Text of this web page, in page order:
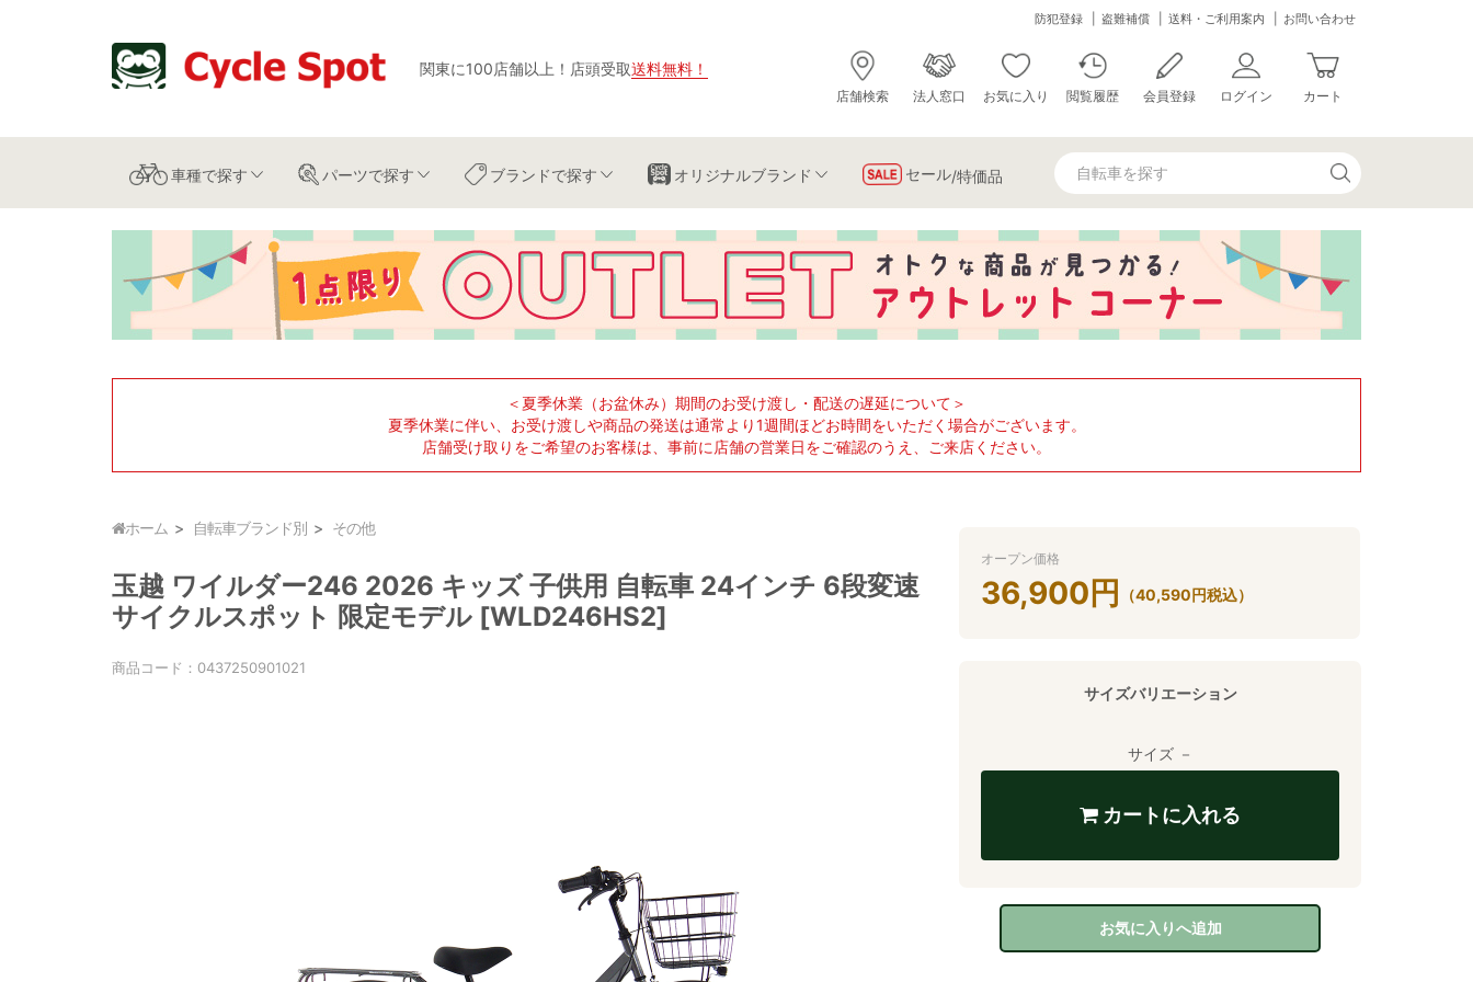
関東に100店舗以上 ！ 店頭受取送料無料 ！
防犯登録 盗難補償 送料・ご利用案内 お問い合わせ
店舗検索 法人窓口 お気に入り 閲覧履歴 会員登録 ログイン カート
車種で探す パーツで探す ブランドで探す オリジナルブランド セール/特価品
＜夏季休業（お盆休み）期間のお受け渡し・配送の遅延について＞
夏季休業に伴い、お受け渡しや商品の発送は通常より1週間ほどお時間をいただく場合がございます。
店舗受け取りをご希望のお客様は、事前に店舗の営業日をご確認のうえ、ご来店ください。
ホーム 自転車ブランド別 その他
玉越 ワイルダー246 2026 キッズ 子供用 自転車 24インチ 6段変速
サイクルスポット 限定モデル [WLD246HS2]
商品コード： 0437250901021
オープン価格
36,900 円 （40,590円税込）
サイズバリエーション
サイズ －
カートに入れる
お気に入りへ追加